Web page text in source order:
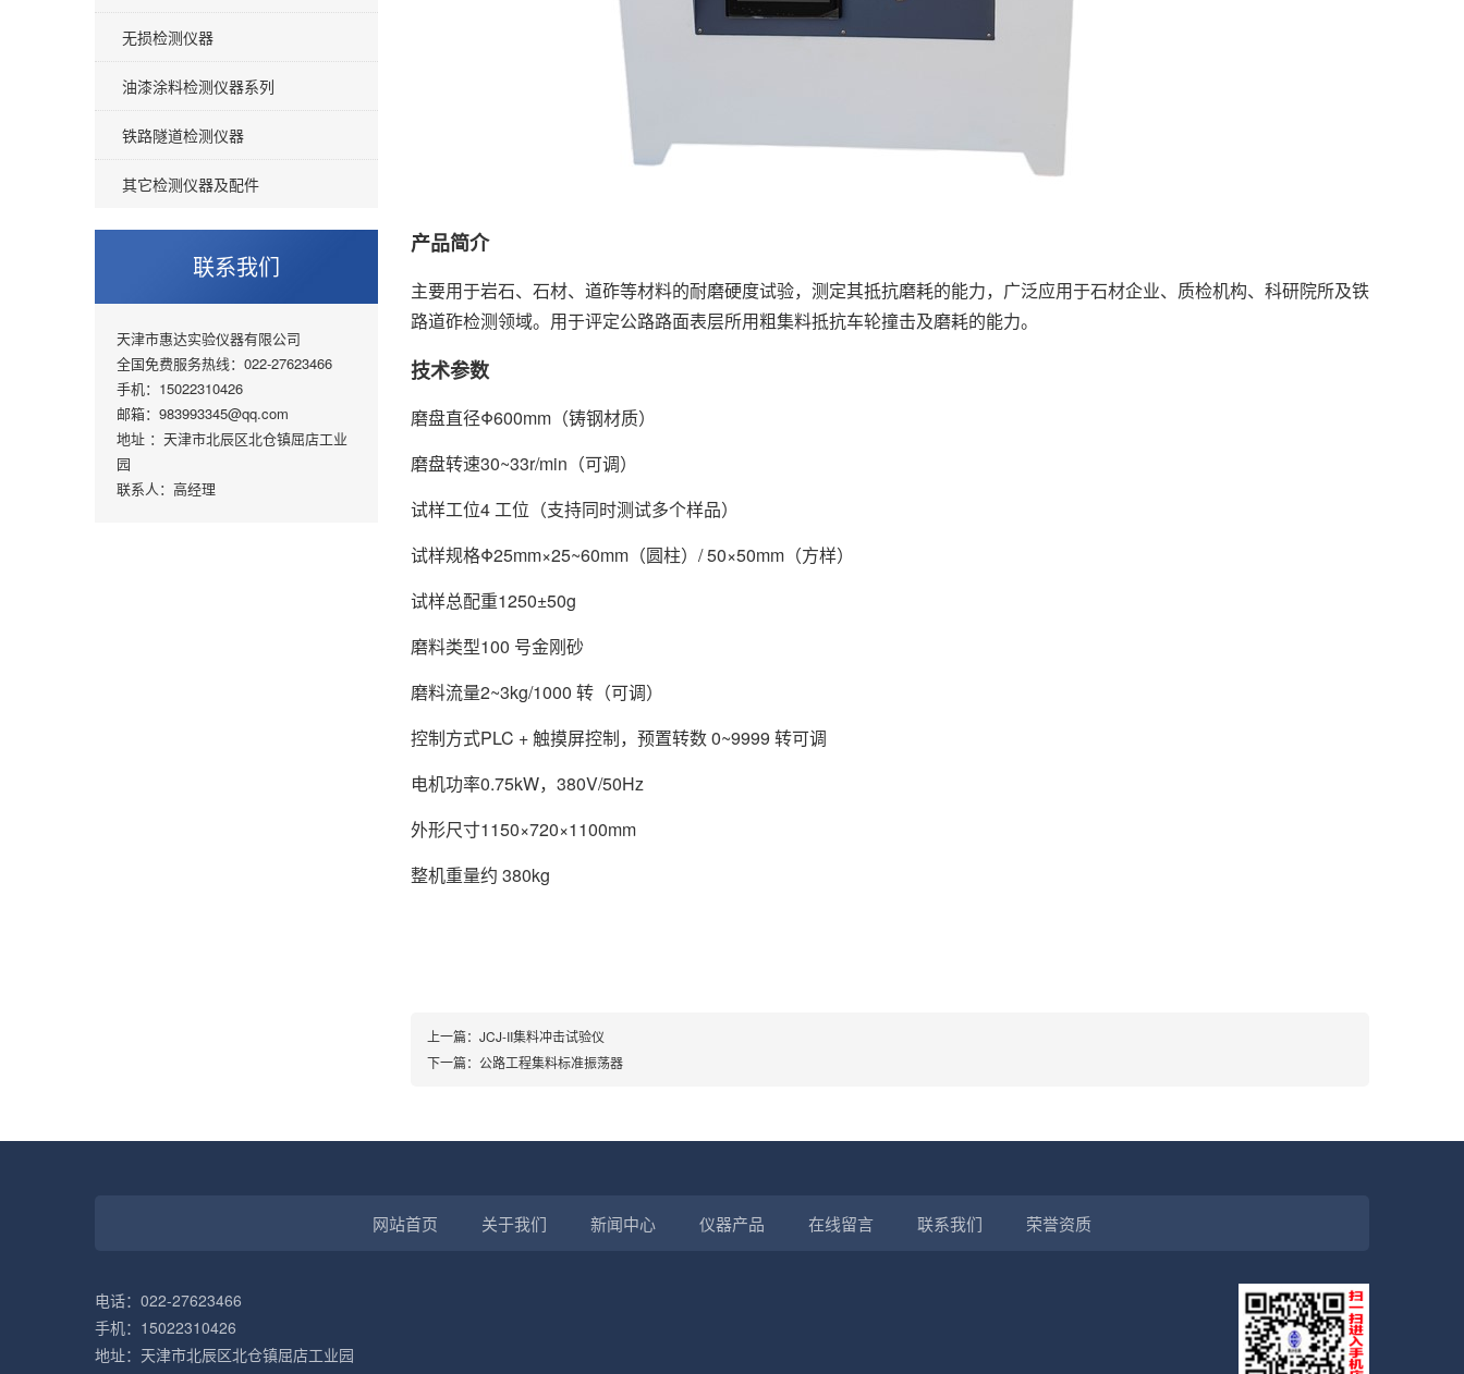
无损检测仪器
油漆涂料检测仪器系列
铁路隧道检测仪器
其它检测仪器及配件
联系我们
天津市惠达实验仪器有限公司
全国免费服务热线：022-27623466
手机：15022310426
邮箱：983993345@qq.com
地址 ：天津市北辰区北仓镇屈店工业
园
联系人：高经理
产品简介
主要用于岩石、石材、道砟等材料的耐磨硬度试验，测定其抵抗磨耗的能力，广泛应用于石材企业、质检机构、科研院所及铁
路道砟检测领域。用于评定公路路面表层所用粗集料抵抗车轮撞击及磨耗的能力。
技术参数
磨盘直径Φ600mm（铸钢材质）
磨盘转速30~33r/min（可调）
试样工位4 工位（支持同时测试多个样品）
试样规格Φ25mm×25~60mm（圆柱）/ 50×50mm（方样）
试样总配重1250±50g
磨料类型100 号金刚砂
磨料流量2~3kg/1000 转（可调）
控制方式PLC + 触摸屏控制，预置转数 0~9999 转可调
电机功率0.75kW，380V/50Hz
外形尺寸1150×720×1100mm
整机重量约 380kg
上一篇： JCJ-II集料冲击试验仪
下一篇： 公路工程集料标准振荡器
网站首页 关于我们 新闻中心 仪器产品 在线留言 联系我们 荣誉资质
电话：022-27623466
手机：15022310426
地址：天津市北辰区北仓镇屈店工业园